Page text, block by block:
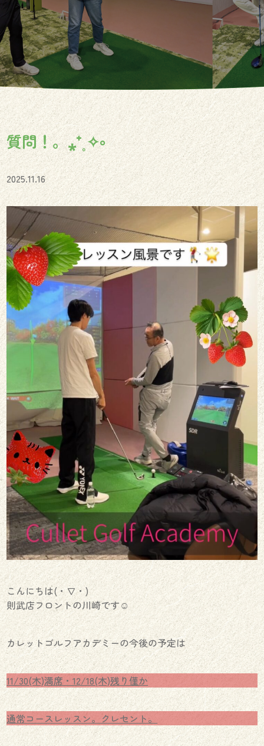
質問！。⁎⁺˳✧༚
2025.11.16
こんにちは(・∇・)
則武店フロントの川崎です☺︎
カレットゴルフアカデミーの今後の予定は
11/30(木)満席・12/18(木)残り僅か
通常コースレッスン。クレセント。